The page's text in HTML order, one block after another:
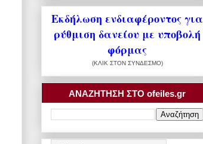
Εκδήλωση ενδιαφέροντος για
ρύθμιση δανείου με υποβολή
φόρμας
(ΚΛΙΚ ΣΤΟΝ ΣΥΝΔΕΣΜΟ)
ΑΝΑΖΗΤΗΣΗ ΣΤΟ ofeiles.gr